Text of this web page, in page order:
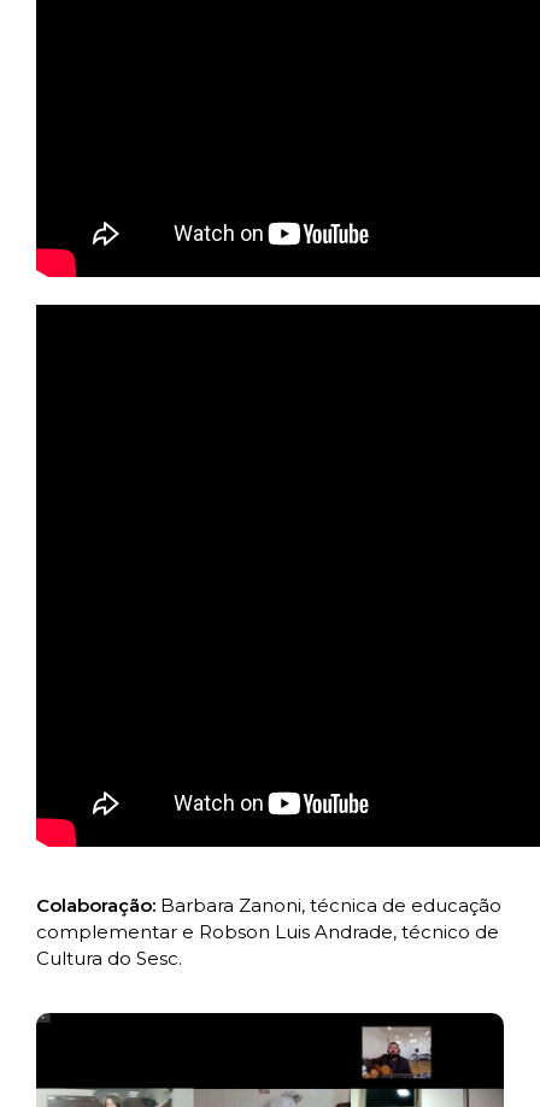
Colaboração: Barbara Zanoni, técnica de educação
complementar e Robson Luis Andrade, técnico de
Cultura do Sesc.